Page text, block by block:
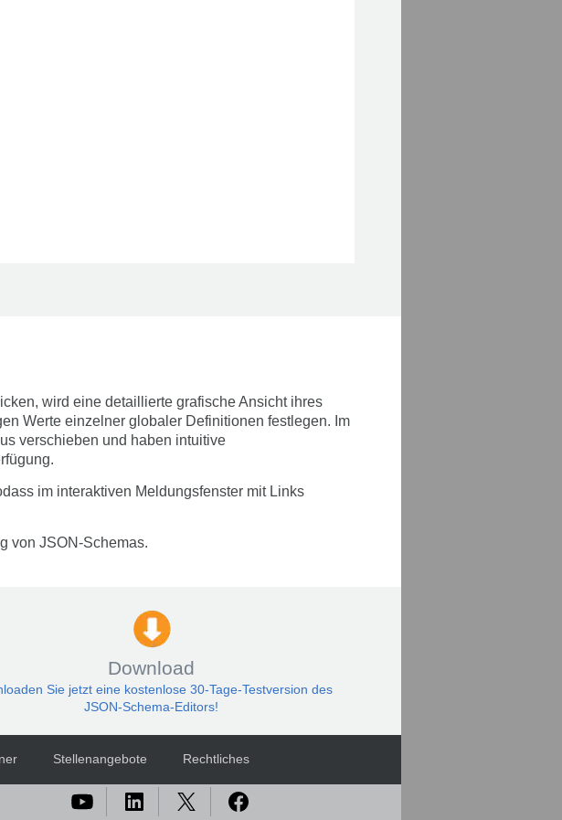
wird eine detaillierte grafische Ansicht ihres
Werte einzelner globaler Definitionen festlegen. Im
verschieben und haben intuitive
im interaktiven Meldungsfenster mit Links
von JSON-Schemas.
Download
Sie jetzt eine kostenlose 30-Tage-Testversion des
JSON-Schema-Editors!
Stellenangebote Rechtliches